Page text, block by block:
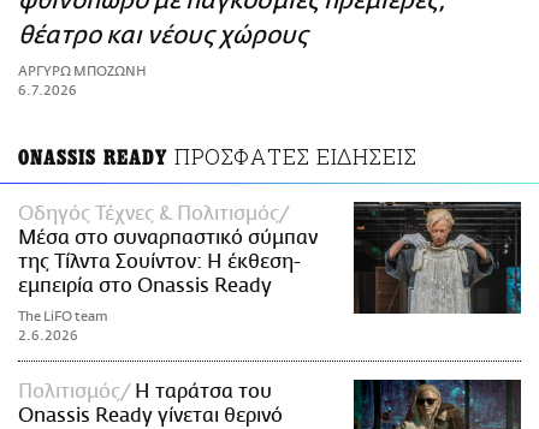
ΑΜΠΑ
PRINT
θέατρο και νέους χώρους
ΑΡΓΥΡΩ ΜΠΟΖΩΝΗ
6.7.2026
ONASSIS READY ΠΡΟΣΦΑΤΕΣ ΕΙΔΗΣΕΙΣ
Οδηγός Τέχνες & Πολιτισμός
Μέσα στο συναρπαστικό σύμπαν
της Τίλντα Σουίντον: Η έκθεση-
εμπειρία στο Onassis Ready
The LiFO team
2.6.2026
Πολιτισμός
H ταράτσα του
Onassis Ready γίνεται θερινό